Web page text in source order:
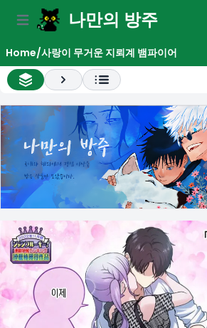
Open main menu나만의 방주
Home/사랑이 무거운 지뢰계 뱀파이어
All Chapter List
Next
menu